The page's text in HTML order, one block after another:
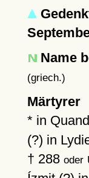
Name
(griech.)
Märtyrer
* in
(?) in
† 288 oder